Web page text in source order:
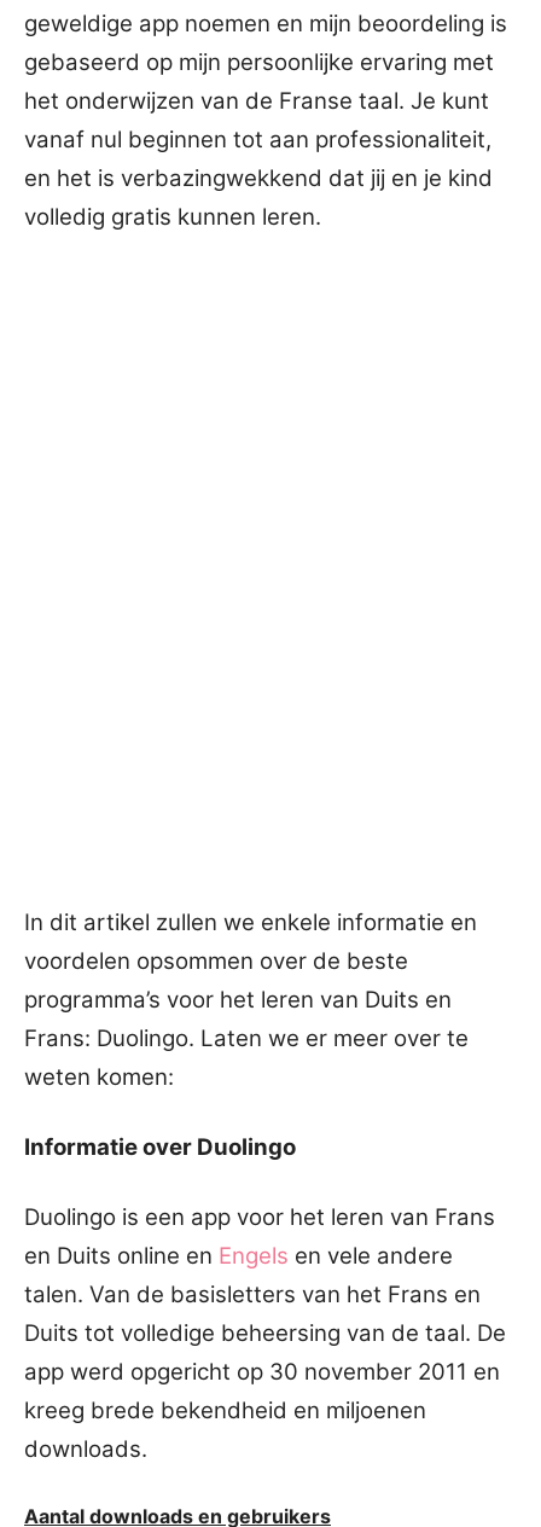
geweldige app noemen en mijn beoordeling is
gebaseerd op mijn persoonlijke ervaring met
het onderwijzen van de Franse taal. Je kunt
vanaf nul beginnen tot aan professionaliteit,
en het is verbazingwekkend dat jij en je kind
volledig gratis kunnen leren.
In dit artikel zullen we enkele informatie en
voordelen opsommen over de beste
programma’s voor het leren van Duits en
Frans: Duolingo. Laten we er meer over te
weten komen:
Informatie over Duolingo
Duolingo is een app voor het leren van Frans
en Duits online en Engels en vele andere
talen. Van de basisletters van het Frans en
Duits tot volledige beheersing van de taal. De
app werd opgericht op 30 november 2011 en
kreeg brede bekendheid en miljoenen
downloads.
Aantal downloads en gebruikers